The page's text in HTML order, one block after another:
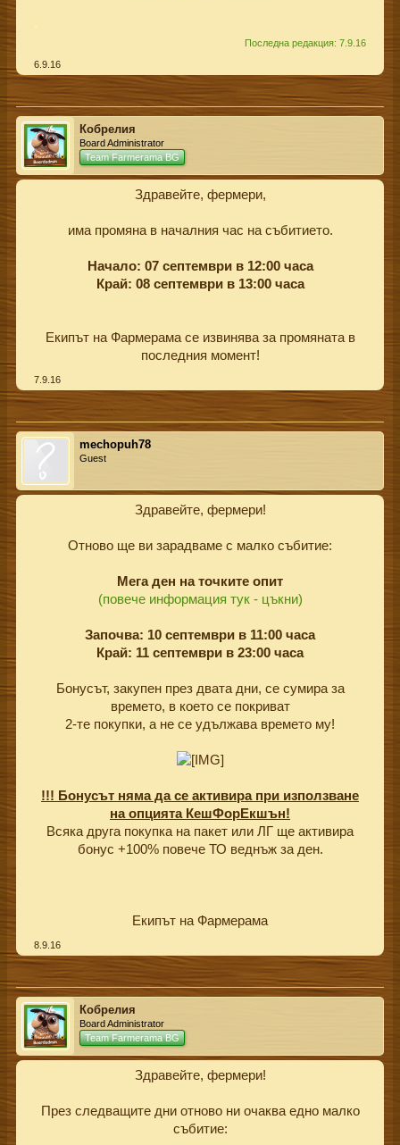
Последна редакция: 7.9.16
6.9.16
Кобрелия
Board Administrator
Team Farmerama BG
Здравейте, фермери,
има промяна в началния час на събитието.
Начало: 07 септември в 12:00 часа
Край: 08 септември в 13:00 часа
Екипът на Фармерама се извинява за промяната в
последния момент!​
7.9.16
mechopuh78
Guest
Здравейте, фермери!
Отново ще ви зарадваме с малко събитие:
Мега ден на точките опит
(повече информация тук - цъкни)
Започва: 10 септември в 11:00 часа
Край: 11 септември в 23:00 часа
Бонусът, закупен през двата дни, се сумира за
времето, в което се покриват
2-те покупки, а не се удължава времето му!
!!! Бонусът няма да се активира при използване
на опцията КешФорЕкшън!
Всяка друга покупка на пакет или ЛГ ще активира
бонус +100% повече ТО веднъж за ден.
Екипът на Фармерама​
8.9.16
Кобрелия
Board Administrator
Team Farmerama BG
Здравейте, фермери!
През следващите дни отново ни очаква едно малко
събитие: